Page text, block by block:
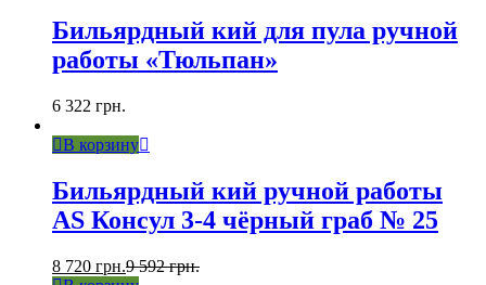
Бильярдный кий для пула ручной
работы «Тюльпан»
6 322 грн.
В корзину
Бильярдный кий ручной работы
AS Консул 3-4 чёрный граб № 25
8 720 грн.9 592грн.